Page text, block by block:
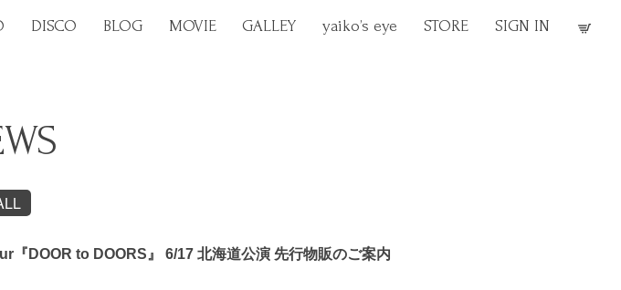
DISCO BLOG MOVIE GALLEY yaiko’s eye STORE SIGN IN
DOOR to DOORS』 6/17 北海道公演 先行物販のご案内